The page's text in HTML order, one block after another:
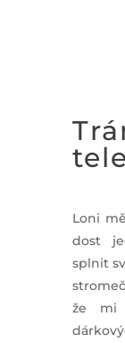
Loni
dost
splnit
že mi